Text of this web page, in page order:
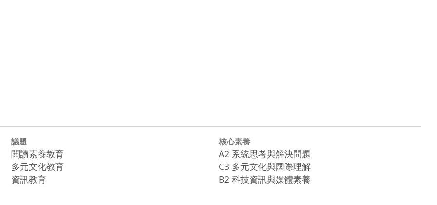
議題
閱讀素養教育
多元文化教育
資訊教育
核心素養
A2 系統思考與解決問題
C3 多元文化與國際理解
B2 科技資訊與媒體素養